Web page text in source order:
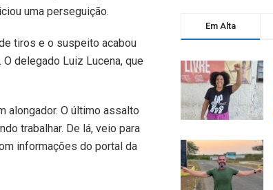
uma perseguição.
tiros e o suspeito acabou
delegado Luiz Lucena, que
alongador. O último assalto
trabalhar. De lá, veio para
informações do portal da
Em Alta